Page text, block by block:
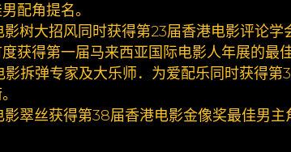
配角提名。
影树大招风同时获得第23届香港电影评论
获得第一届马来西亚国际电影人年展的最
影拆弹专家及大乐师．为爱配乐同时获得
影翠丝获得第38届香港电影金像奖最佳男主